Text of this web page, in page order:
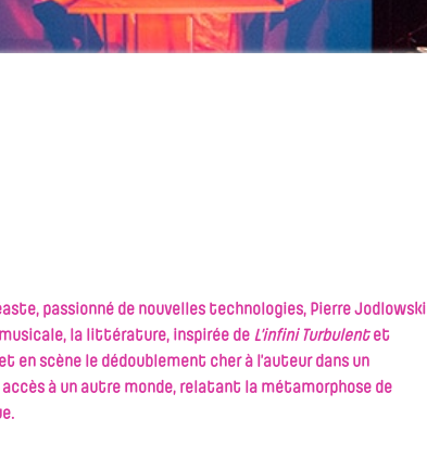
passionné de nouvelles technologies, Pierre Jodlowski
la littérature, inspirée de L’infini Turbulentet
en scène le dédoublement cher à l’auteur dans un
à un autre monde, relatant la métamorphose de